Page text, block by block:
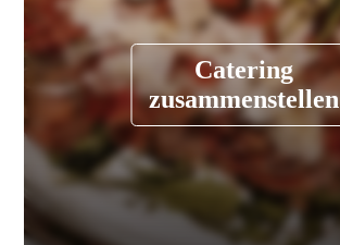
Catering
zusammenstellen